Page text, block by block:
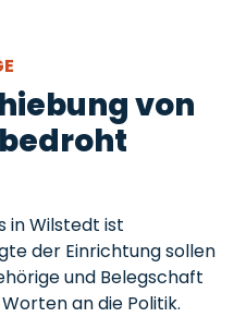
von
in Wilstedt ist
der Einrichtung sollen
und Belegschaft
an die Politik.